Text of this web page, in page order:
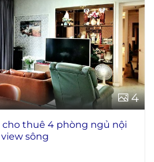
4
cho thuê 4 phòng ngủ nội
sông